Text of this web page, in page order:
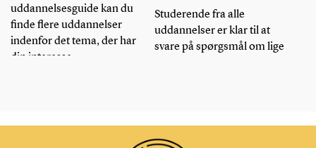
uddannelsesguide kan du
finde flere uddannelser
indenfor det tema, der har
din interesse.
Studerende fra alle
uddannelser er klar til at
svare på spørgsmål om lige